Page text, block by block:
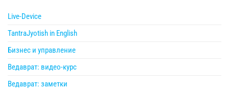
Live-Device
TantraJyotish in English
Бизнес и управление
Ведаврат: видео-курс
Ведаврат: заметки